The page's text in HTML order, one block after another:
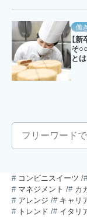
働
【
そ
とは
コンビニスイーツ
マネジメント
カ
アレンジ
キャリ
トレンド
イタリ